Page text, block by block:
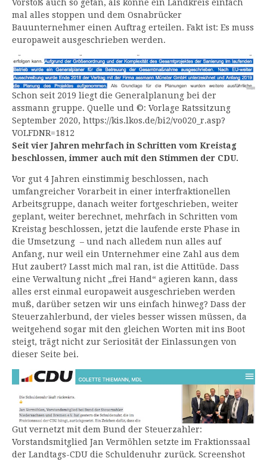
Vorstoß auch so getan, als könne ein Landkreis einfach
mal alles stoppen und dem Osnabrücker
Bauunternehmer einen Auftrag erteilen. Fakt ist: Es muss
europaweit ausgeschrieben werden.
Schon seit 2019 liegt die Generalplanung bei der
assmann gruppe. Quelle und ©: Vorlage Ratssitzung
September 2020, https://kis.lkos.de/bi2/vo020_r.asp?
VOLFDNR=1812
Seit vier Jahren mehrfach in Schritten vom Kreistag
beschlossen, immer auch mit den Stimmen der CDU.
Vor gut 4 Jahren einstimmig beschlossen, nach
umfangreicher Vorarbeit in einer interfraktionellen
Arbeitsgruppe, danach weiter fortgeschrieben, weiter
geplant, weiter berechnet, mehrfach in Schritten vom
Kreistag beschlossen, jetzt die laufende erste Phase in
die Umsetzung – und nach alledem nun alles auf
Anfang, nur weil ein Unternehmer eine Zahl aus dem
Hut zaubert? Lasst mich mal ran, ist die Attitüde. Dass
eine Verwaltung nicht „frei Hand“ agieren kann, dass
alles erst einmal europaweit ausgeschrieben werden
muß, darüber setzen wir uns einfach hinweg? Dass der
Steuerzahlerbund, der vieles besser wissen müssen, da
weitgehend sogar mit den gleichen Worten mit ins Boot
steigt, trägt nicht zur Seriosität der Einlassungen von
dieser Seite bei.
Gut vernetzt mit dem Bund der Steuerzahler:
Vorstandsmitglied Jan Vermöhlen setzte im Fraktionssaal
der Landtags-CDU die Schuldenuhr zurück. Screenshot